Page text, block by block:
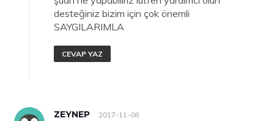
desteğiniz bizim için çok önemli
SAYGILARIMLA
CEVAP YAZ
ZEYNEP 2017-11-08